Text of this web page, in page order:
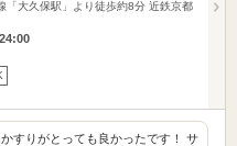
「大久保駅」より徒歩約8分 近鉄京都
すりがとっても良かったです！ サ